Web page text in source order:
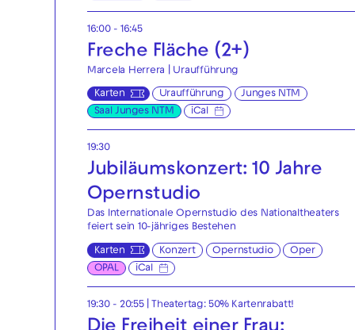
16:00 - 16:45
Freche Fläche (2+)
Marcela Herrera | Uraufführung
Karten Uraufführung
Junges NTM
Saal Junges NTM
iCal
19:30
Jubiläumskonzert: 10 Jahre
Opernstudio
Das Internationale Opernstudio des Nationaltheaters
feiert sein 10-jähriges Bestehen
Karten Konzert Opernstudio
Oper
OPAL
iCal
19:30 - 20:55| Theatertag: 50% Kartenrabatt!